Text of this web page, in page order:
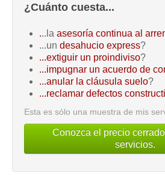
¿Cuánto cuesta...
...la asesoría continua al
...un desahucio express?
...extiguir un proindiviso?
...impugnar un acuerdo de
...anular la cláusula suelo?
...reclamar defectos
Esta es sólo una muestra de mis
Conozca el precio
servicios.